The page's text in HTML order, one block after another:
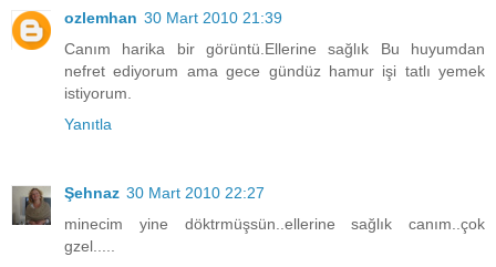
ozlemhan 30 Mart 2010 21:39
Canım harika bir görüntü.Ellerine sağlık Bu huyumdan
nefret ediyorum ama gece gündüz hamur işi tatlı yemek
istiyorum.
Yanıtla
Şehnaz 30 Mart 2010 22:27
minecim yine döktrmüşsün..ellerine sağlık canım..çok
gzel.....